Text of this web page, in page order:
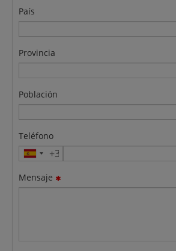
País
Provincia
Población
Teléfono
Mensaje